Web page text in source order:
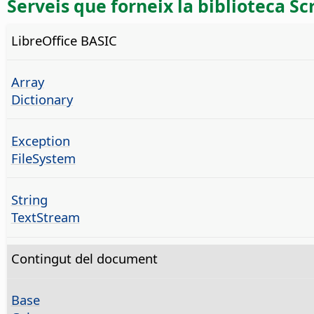
Serveis que forneix la biblioteca
LibreOffice BASIC
Array
Dictionary
Exception
FileSystem
String
TextStream
Contingut del document
Base